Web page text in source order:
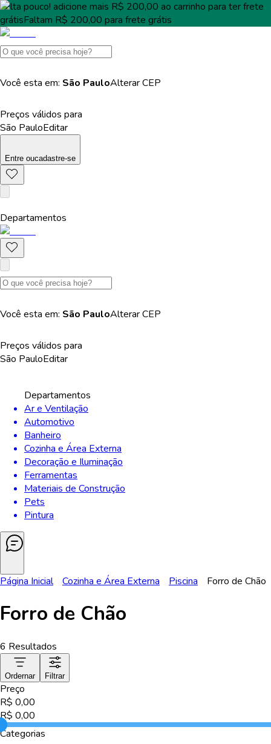
Falta pouco! adicione mais R$ 200,00 ao carrinho para terfrete
grátisFaltam R$ 200,00 para frete grátis
Você esta em: São PauloAlterarCEP
Preços válidos para
São PauloEditar
Entre oucadastre-se
Departamentos
Você esta em: São PauloAlterarCEP
Preços válidos para
São PauloEditar
Departamentos
Ar e Ventilação
Automotivo
Banheiro
Cozinha e Área Externa
Decoração e Iluminação
Ferramentas
Materiais de Construção
Pets
Pintura
Página Inicial Cozinha e Área Externa Piscina Forro de Chão
Forro de Chão
6 Resultados
Ordernar Filtrar
Preço
R$ 0,00
R$ 0,00
Categorias